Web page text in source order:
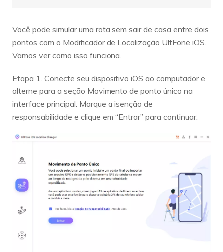
Você pode simular uma rota sem sair de casa entre dois
pontos com o Modificador de Localização UltFone iOS.
Vamos ver como isso funciona.
Etapa 1. Conecte seu dispositivo iOS ao computador e
alterne para a seção Movimento de ponto único na
interface principal. Marque a isenção de
responsabilidade e clique em “Entrar” para continuar.